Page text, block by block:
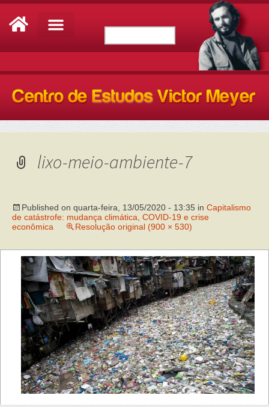
lixo-meio-ambiente-7
Published on quarta-feira, 13/05/2020 - 13:35 in Capitalismo
de catástrofe: mudança climática, COVID-19 e crise
econômica
Resolução original (900 × 530)